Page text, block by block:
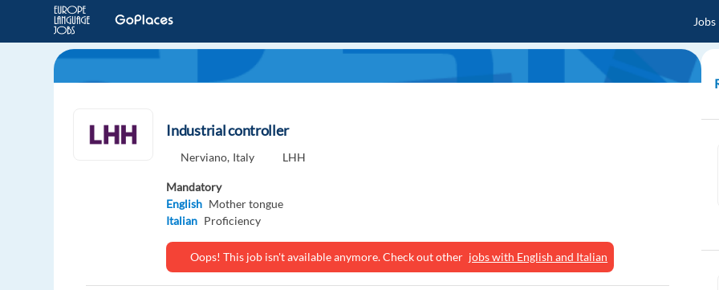
Jobs
Industrial controller
Nerviano, Italy LHH
Mandatory
English Mother tongue
Italian Proficiency
Oops! This job isn't available anymore. Check out other jobs with English and Italian